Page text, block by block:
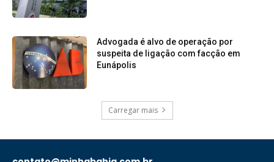
Advogada é alvo de operação por
suspeita de ligação com facção em
Eunápolis
Carregar mais